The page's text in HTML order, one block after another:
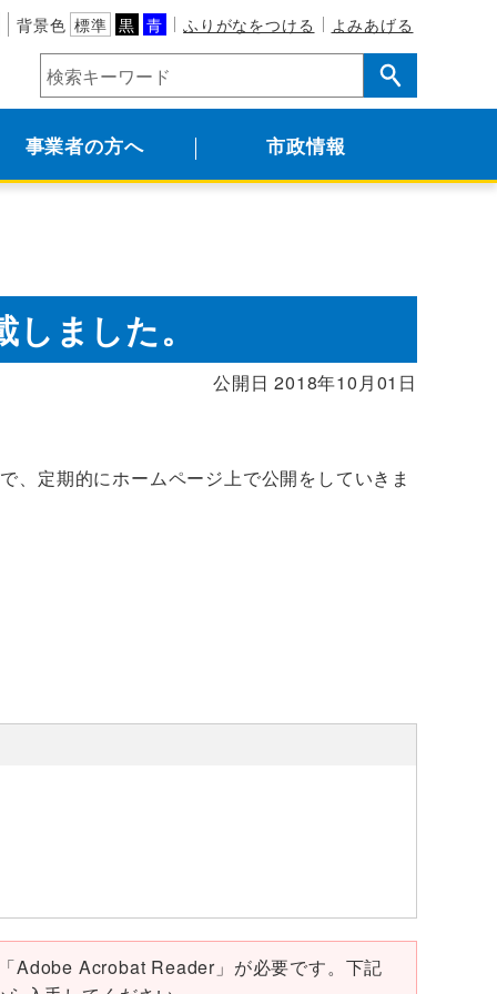
背景色 標準 黒 青 ふりがなをつける よみあげる
事業者の方へ 市政情報
ました。
公開日 2018年10月01日
、定期的にホームページ上で公開をしていきま
Adobe Acrobat Reader」が必要です。下記